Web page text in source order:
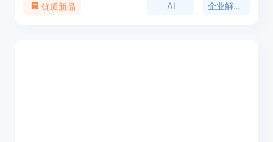
微调，提供以人为中心、富有同理心的企业AI方法。
优质新品 AI 企业解决方案